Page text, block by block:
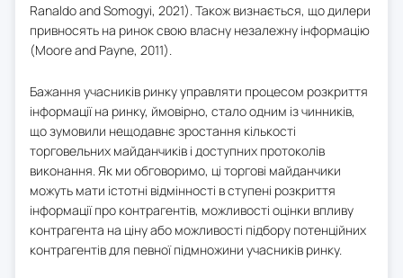
Ranaldo and Somogyi, 2021). Також визнається, що дилери
привносять на ринок свою власну незалежну інформацію
(Moore and Payne, 2011).
Бажання учасників ринку управляти процесом розкриття
інформації на ринку, ймовірно, стало одним із чинників,
що зумовили нещодавнє зростання кількості
торговельних майданчиків і доступних протоколів
виконання. Як ми обговоримо, ці торгові майданчики
можуть мати істотні відмінності в ступені розкриття
інформації про контрагентів, можливості оцінки впливу
контрагента на ціну або можливості підбору потенційних
контрагентів для певної підмножини учасників ринку.